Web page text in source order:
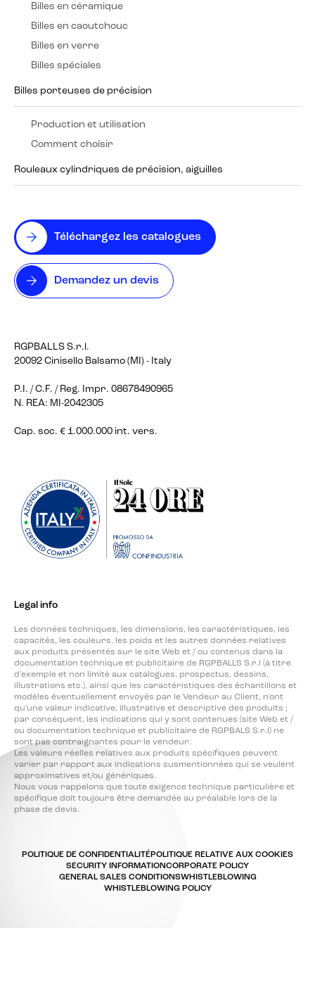
Téléchargez les catalogues
Demandez un devis
RGPBALLS S.r.l.
20092 Cinisello Balsamo (MI) - Italy
P.I. / C.F. / Reg. Impr. 08678490965
N. REA: MI-2042305
Cap. soc. € 1.000.000 int. vers.
Billes en céramique
Billes en caoutchouc
Billes en verre
Billes spéciales
Billes porteuses de précision
Production et utilisation
Comment choisir
Rouleaux cylindriques de précision, aiguilles
Legal info
Les données techniques, les dimensions, les caractéristiques, les
capacités, les couleurs, les poids et les autres données relatives
aux produits présentés sur le site Web et / ou contenus dans la
documentation technique et publicitaire de RGPBALLS S.r.l (à titre
d'exemple et non limité aux catalogues, prospectus, dessins,
illustrations etc.), ainsi que les caractéristiques des échantillons et
modèles éventuellement envoyés par le Vendeur au Client, n'ont
qu'une valeur indicative, illustrative et descriptive des produits ;
par conséquent, les indications qui y sont contenues (site Web et /
ou documentation technique et publicitaire de RGPBALS S.r.l) ne
sont pas contraignantes pour le vendeur.
Les valeurs réelles relatives aux produits spécifiques peuvent
varier par rapport aux indications susmentionnées qui se veulent
approximatives et/ou génériques.
Nous vous rappelons que toute exigence technique particulière et
spécifique doit toujours être demandée au préalable lors de la
phase de devis.
POLITIQUE DE CONFIDENTIALITÉPOLITIQUE RELATIVE AUX COOKIES
SECURITY INFORMATIONCORPORATE POLICY
GENERAL SALES CONDITIONSWHISTLEBLOWING
WHISTLEBLOWING POLICY